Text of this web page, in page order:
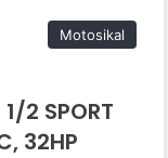
Motosikal
2 SPORT
32HP